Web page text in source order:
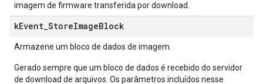
imagem de firmware transferida por download.
kEvent StoreImageBlock
Armazene um bloco de dados de imagem.
Gerado sempre que um bloco de dados é recebido do servidor
de download de arquivos. Os parâmetros incluídos nesse